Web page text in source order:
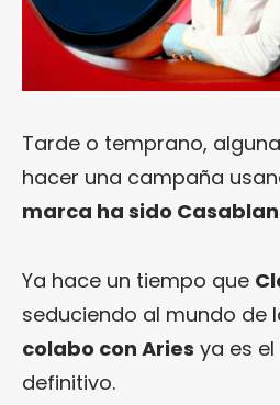
Tarde o temprano,
hacer una campaña
marca ha sido
Ya hace un tiempo que
seduciendo al mundo de
colabo con Aries ya es el
definitivo.